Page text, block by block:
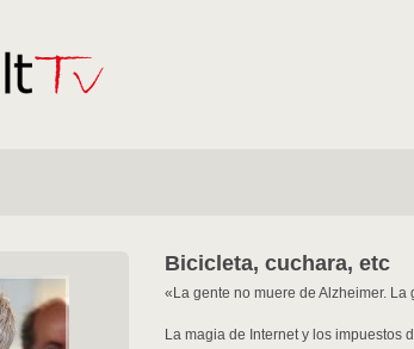
Bicicleta, cuchara, etc
«La gente no muere de Alzheimer. La
La magia de Internet y los impuestos